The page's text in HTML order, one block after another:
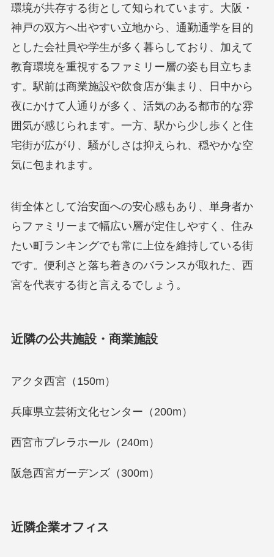
環境が共存する街として知られています。大阪・
神戸の双方へ出やすい立地から、通勤通学を目的
とした会社員や学生が多く暮らしており、加えて
教育環境を重視するファミリー層の姿も目立ちま
す。駅前は商業施設や飲食店が集まり、日中から
夜にかけて人通りが多く、活気のある都市的な雰
囲気が感じられます。一方、駅から少し歩くと住
宅街が広がり、騒がしさは抑えられ、穏やかな空
気に包まれます。
街全体として治安面への安心感もあり、単身者か
らファミリーまで幅広い層が定住しやすく、住み
たい町ランキングでも常に上位を維持している街
です。便利さと落ち着きのバランスが取れた、西
宮を代表する街と言えるでしょう。
近隣の公共施設・商業施設
アクタ西宮（150m）
兵庫県立芸術文化センター（200m）
西宮市プレラホール（240m）
阪急西宮ガーデンズ（300m）
近隣企業オフィス